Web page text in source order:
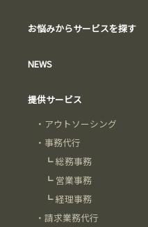
お悩みからサービスを探す
NEWS
提供サービス
・ アウトソーシング
・ 事務代行
┗総務事務
┗ 営業事務
┗経理事務
・請求業務代行